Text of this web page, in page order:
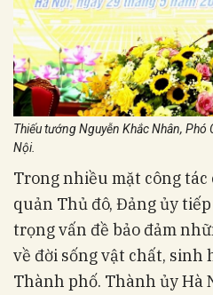
Thiếu tướng Nguyễn Khắc Nhân, Phó
Nội.
Trong nhiều mặt công
quản Thủ đô, Đảng ủy
trọng vấn đề bảo đảm
về đời sống vật chất, sinh
Thành phố. Thành ủy Hà